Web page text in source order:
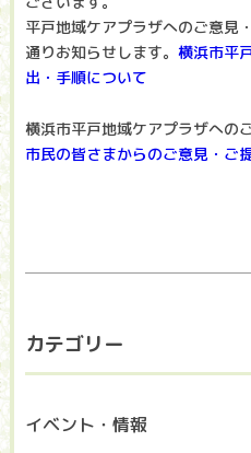
平戸地域ケアプラザへのご意見
通りお知らせします。 横浜市平
出・手順について
横浜市平戸地域ケアプラザへの
市民の皆さまからのご意見・ご
カテゴリー
イベント・情報